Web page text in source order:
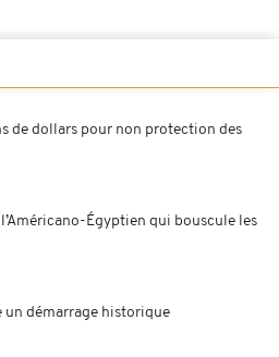
de dollars pour non protection des
Égyptien qui bouscule les
un démarrage historique